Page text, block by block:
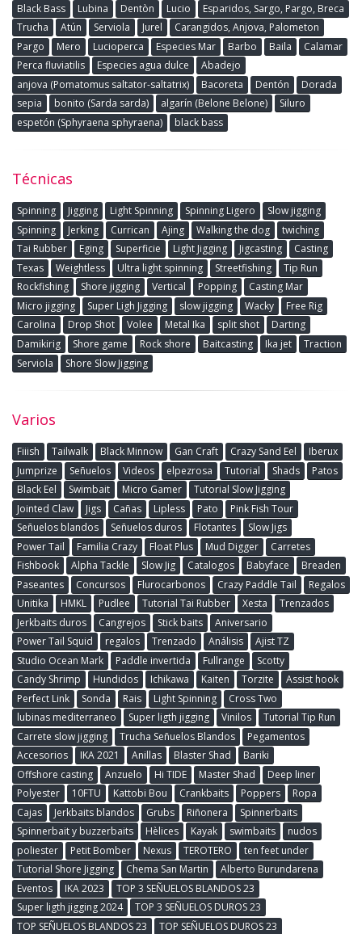
Black Bass Lubina Dentòn Lucio
Esparidos, Sargo, Pargo, Breca
Trucha
Atún Serviola Jurel
Carangidos, Anjova, Palometon
Pargo
Mero Lucioperca Especies Mar Barbo Baila
Calamar
Perca fluviatilis
Especies agua dulce
Abadejo
anjova (Pomatomus saltator-saltatrix)
Bacoreta Dentón
Dorada
sepia
bonito (Sarda sarda) algarín (Belone Belone)
Siluro
espetón (Sphyraena sphyraena)
black bass
Técnicas
Spinning Jigging Light Spinning Spinning Ligero
Slow jigging
Spinning
Jerking Currican Ajing Walking the dog
twiching
Tai Rubber
Eging Superficie Light Jigging Jigcasting
Casting
Texas
Weightless Ultra light spinning Streetfishing
Tip Run
Rockfishing
Shore jigging Vertical Popping
Casting Mar
Micro jigging
Super Ligh Jigging slow jigging Wacky
Free Rig
Carolina
Drop Shot Volee Metal Ika split shot
Darting
Damikirig
Shore game Rock shore Baitcasting Ika jet
Traction
Serviola
Shore Slow Jigging
Varios
Fiiish Tailwalk Black Minnow Gan Craft Crazy Sand Eel
Iberux
Jumprize
Señuelos Videos elpezrosa Tutorial Shads
Patos
Black Eel
Swimbait Micro Gamer
Tutorial Slow Jigging
Jointed Claw
Jigs Cañas Lipless Pato
Pink Fish Tour
Señuelos blandos
Señuelos duros Flotantes
Slow Jigs
Power Tail
Familia Crazy Float Plus Mud Digger
Carretes
Fishbook
Alpha Tackle Slow Jig Catalogos Babyface
Breaden
Paseantes
Concursos Flurocarbonos Crazy Paddle Tail
Regalos
Unitika
HMKL Pudlee Tutorial Tai Rubber Xesta
Trenzados
Jerkbaits duros
Cangrejos Stick baits
Aniversario
Power Tail Squid
regalos Trenzado Análisis
Ajist TZ
Studio Ocean Mark
Paddle invertida Fullrange
Scotty
Candy Shrimp
Hundidos Ichikawa Kaiten Torzite
Assist hook
Perfect Link
Sonda Rais Light Spinning
Cross Two
lubinas mediterraneo
Super ligth jigging Vinilos
Tutorial Tip Run
Carrete slow jigging
Trucha Señuelos Blandos
Pegamentos
Accesorios
IKA 2021 Anillas Blaster Shad
Bariki
Offshore casting
Anzuelo Hi TIDE Master Shad
Deep liner
Polyester
10FTU Kattobi Bou Crankbaits Poppers
Ropa
Cajas
Jerkbaits blandos Grubs Riñonera
Spinnerbaits
Spinnerbait y buzzerbaits
Hèlices Kayak swimbaits
nudos
poliester
Petit Bomber Nexus TEROTERO
ten feet under
Tutorial Shore Jigging
Chema San Martin
Alberto Burundarena
Eventos
IKA 2023
TOP 3 SEÑUELOS BLANDOS 23
Super ligth jigging 2024
TOP 3 SEÑUELOS DUROS 23
TOP SEÑUELOS BLANDOS 23
TOP SEÑUELOS DUROS 23